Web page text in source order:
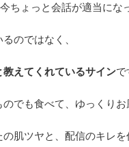
ちょっと会話が適当にな
のではなく、
えてくれているサインで
でも食べて、ゆっくりお
肌ツヤと、配信のキレを